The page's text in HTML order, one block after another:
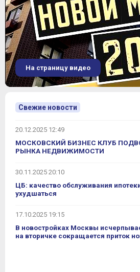
На страницу видео
Свежие новости
20.12.2025 12:49
МОСКОВСКИЙ БИЗНЕС КЛУБ
РЫНКА НЕДВИЖИМОСТИ
30.11.2025 20:10
ЦБ: качество обслуживания
ухудшаться
17.10.2025 19:15
В новостройках Москвы
на вторичке сокращается приток